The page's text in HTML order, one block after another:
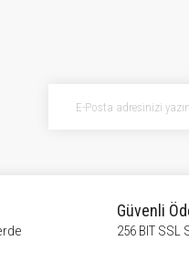
Güvenli
256 BIT SSL